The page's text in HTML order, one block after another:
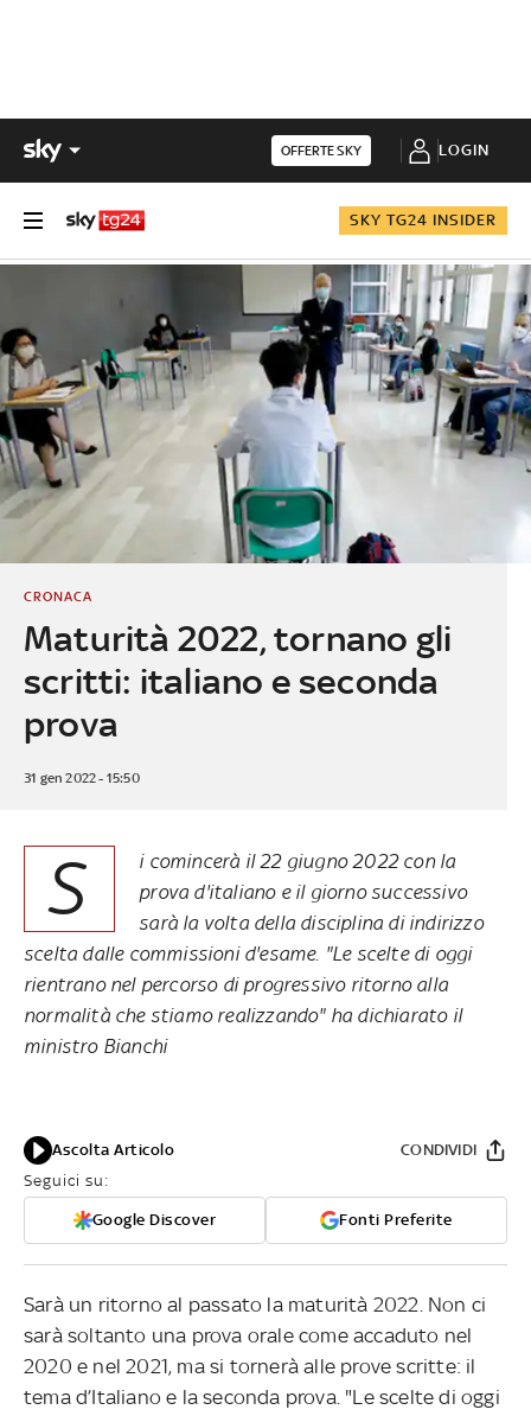
OFFERTE SKY LOGIN
SKY TG24 INSIDER
Maturità 2022, tornano gli
scritti: italiano e seconda
prova
CRONACA
31 gen 2022 - 15:50
S
i comincerà il 22 giugno 2022 con la
prova d'italiano e il giorno successivo
sarà la volta della disciplina di indirizzo
scelta dalle commissioni d'esame. "Le scelte di oggi
rientrano nel percorso di progressivo ritorno alla
normalità che stiamo realizzando" ha dichiarato il
ministro Bianchi
Ascolta Articolo
Seguici su:
Google Discover Fonti Preferite
CONDIVIDI
Sarà un ritorno al passato la maturità 2022. Non ci
sarà soltanto una prova orale come accaduto nel
2020 e nel 2021, ma si tornerà alle prove scritte: il
tema d’Italiano e la seconda prova. "Le scelte di oggi